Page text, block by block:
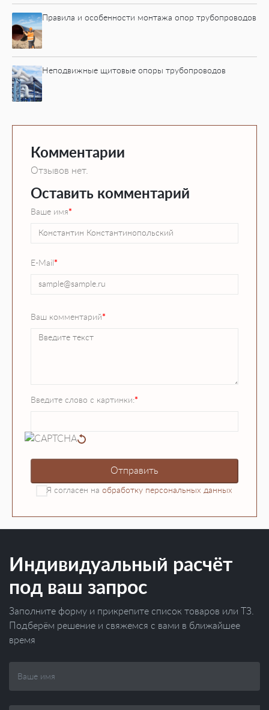
Правила и особенности монтажа опор трубопроводов
Неподвижные щитовые опоры трубопроводов
Комментарии
Отзывов нет.
Оставить комментарий
Ваше имя*
E-Mail *
Ваш комментарий*
Введите слово с картинки:*
Я согласен на обработку персональных данных
Индивидуальный расчёт
под ваш запрос
Заполните форму и прикрепите список товаров или ТЗ.
Подберём решение и свяжемся с вами в ближайшее
время